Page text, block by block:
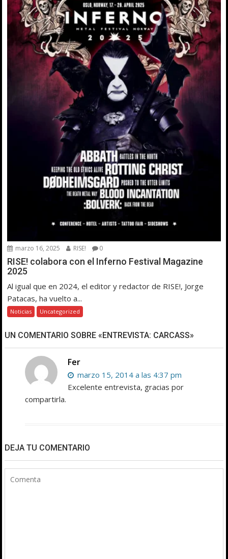
marzo 16, 2025 RISE! 0
RISE! colabora con el Inferno Festival Magazine
2025
Al igual que en 2024, el editor y redactor de RISE!, Jorge
Patacas, ha vuelto a...
Noticias Uncategorized
UN COMENTARIO SOBRE «ENTREVISTA: CARCASS»
Fer
marzo 15, 2014 a las 4:37 pm
Excelente entrevista, gracias por
compartirla.
DEJA TU COMENTARIO